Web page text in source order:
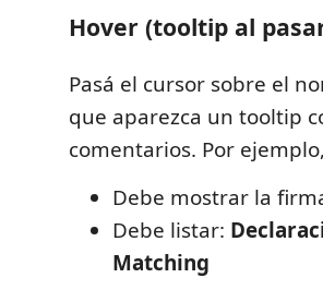
Hover (tooltip al
Pasá el cursor sobre el
que aparezca un tooltip
comentarios. Por
Debe mostrar la
Debe listar:
Matching